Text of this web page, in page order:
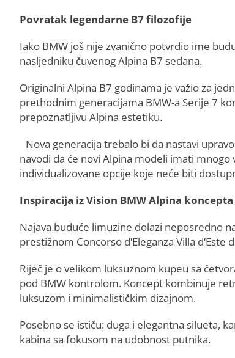
Povratak legendarne B7 filozofije
Iako BMW još nije zvanično potvrdio ime
nasljedniku čuvenog Alpina B7 sedana.
Originalni Alpina B7 godinama je važio za
prethodnim generacijama BMW-a Serije 7
prepoznatljivu Alpina estetiku.
Nova generacija trebalo bi da nastavi
navodi da će novi Alpina modeli imati
individualizovane opcije koje neće biti
Inspiracija iz Vision BMW Alpina koncepta
Najava buduće limuzine dolazi neposredno
prestižnom Concorso d'Eleganza Villa d'Este
Riječ je o velikom luksuznom kupeu sa
pod BMW kontrolom. Koncept kombinuje
luksuzom i minimalističkim dizajnom.
Posebno se ističu: duga i elegantna silueta,
kabina sa fokusom na udobnost putnika.